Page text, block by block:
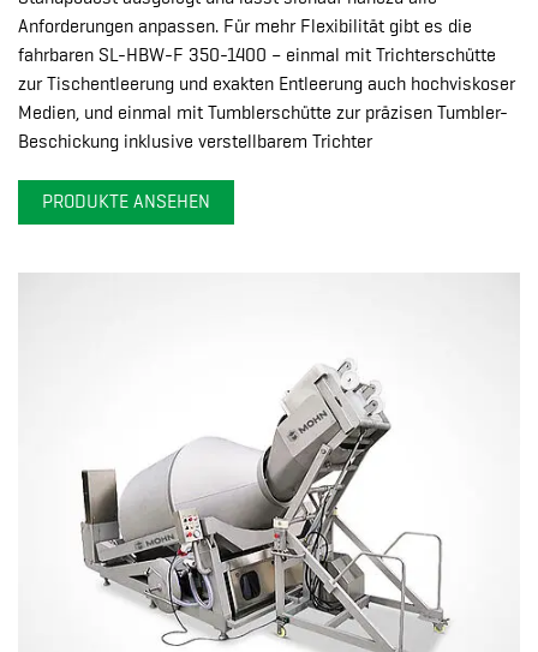
Anforderungen anpassen. Für mehr Flexibilität gibt es die
fahrbaren SL-HBW-F 350-1400 – einmal mit Trichterschütte
zur Tischentleerung und exakten Entleerung auch hochviskoser
Medien, und einmal mit Tumblerschütte zur präzisen Tumbler-
Beschickung inklusive verstellbarem Trichter
PRODUKTE ANSEHEN